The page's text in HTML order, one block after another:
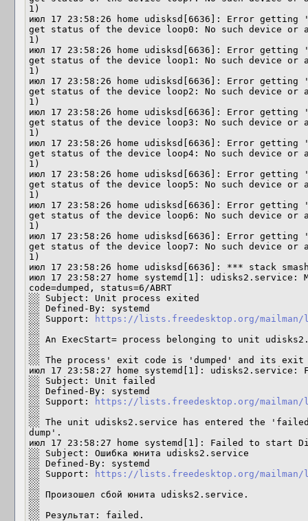
1)
июл 17 23:58:26 home udisksd[6636]: Error
get status of the device loop0: No such device or
1)
июл 17 23:58:26 home udisksd[6636]: Error
get status of the device loop1: No such device or
1)
июл 17 23:58:26 home udisksd[6636]: Error
get status of the device loop2: No such device or
1)
июл 17 23:58:26 home udisksd[6636]: Error
get status of the device loop3: No such device or
1)
июл 17 23:58:26 home udisksd[6636]: Error
get status of the device loop4: No such device or
1)
июл 17 23:58:26 home udisksd[6636]: Error
get status of the device loop5: No such device or
1)
июл 17 23:58:26 home udisksd[6636]: Error
get status of the device loop6: No such device or
1)
июл 17 23:58:26 home udisksd[6636]: Error
get status of the device loop7: No such device or
1)
июл 17 23:58:26 home udisksd[6636]: *** stack
июл 17 23:58:27 home systemd[1]: udisks2.service:
code=dumped, status=6/ABRT
░░ Subject: Unit process exited
░░ Defined-By: systemd
░░ Support:
https://lists.freedesktop.org/mailman/
░░
░░ An ExecStart= process belonging to unit
░░
░░ The process' exit code is 'dumped' and its
июл 17 23:58:27 home systemd[1]:
░░ Subject: Unit failed
░░ Defined-By: systemd
░░ Support:
https://lists.freedesktop.org/mailman/
░░
░░ The unit udisks2.service has entered the
dump'.
июл 17 23:58:27 home systemd[1]: Failed to start
░░ Subject: Ошибка юнита udisks2.service
░░ Defined-By: systemd
░░ Support:
https://lists.freedesktop.org/mailman/
░░
░░ Произошел сбой юнита udisks2.service.
░░
░░ Результат: failed.